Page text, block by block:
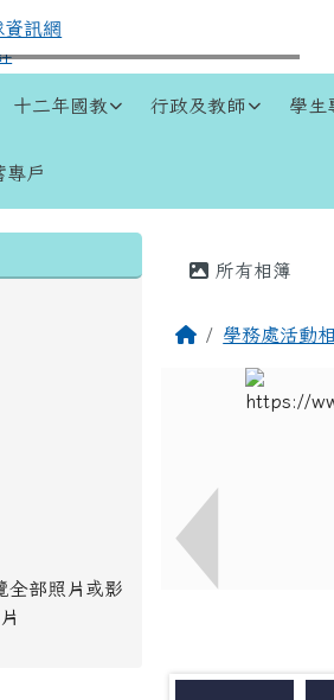
資訊網
十二年國教 行政及教師 學生
專戶
內容
全部照片或影
片
主內容區
所有相簿
回首頁學務處活動